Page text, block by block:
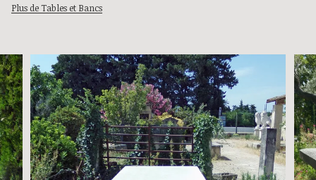
Plus de Tables et Bancs